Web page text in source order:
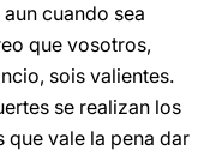
cuando sea
que vosotros,
sois valientes.
se realizan los
que vale la pena dar